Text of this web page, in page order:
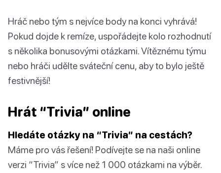
Hráč nebo tým s nejvíce body na konci vyhrává!
Pokud dojde k remíze, uspořádejte kolo rozhodnutí
s několika bonusovými otázkami. Vítěznému týmu
nebo hráči udělte sváteční cenu, aby to bylo ještě
festivnější!
Hrát “Trivia” online
Hledáte otázky na “Trivia” na cestách?
Máme pro vás řešení! Podívejte se na naši online
verzi “Trivia” s více než 1 000 otázkami na výběr.